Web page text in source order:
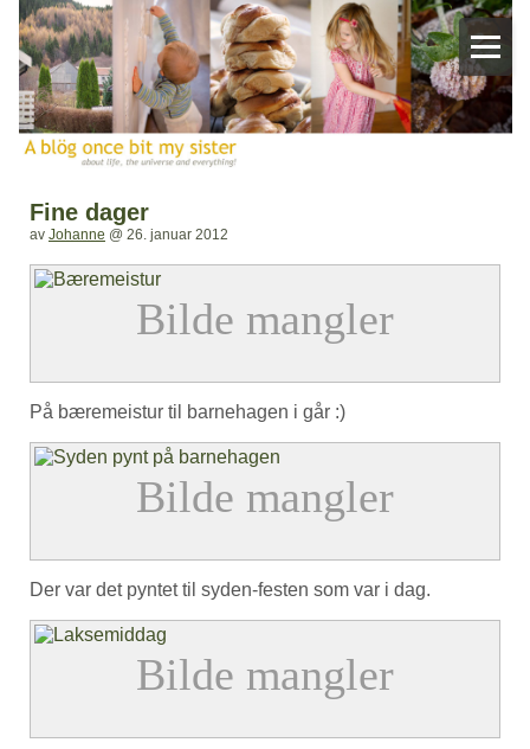
Fine dager
av Johanne @ 26. januar 2012
På bæremeistur til barnehagen i går :)
Der var det pyntet til syden-festen som var i dag.